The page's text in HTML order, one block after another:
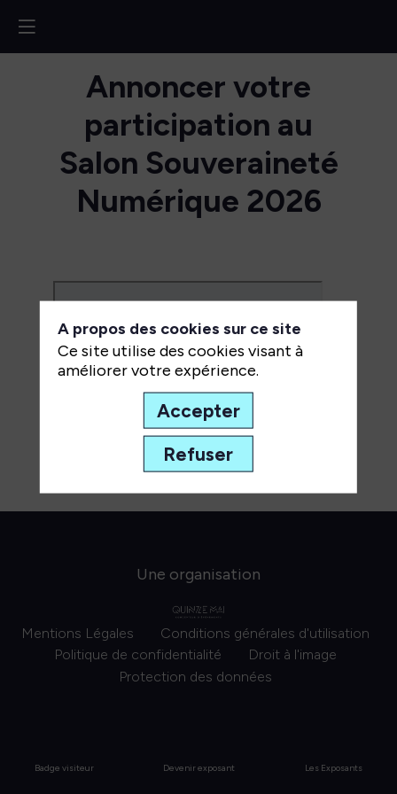
Annoncer votre
participation au
Salon Souveraineté
Numérique 2026
Une organisation
Mentions Légales
Conditions générales d'utilisation
Politique de confidentialité
Droit à l'image
Protection des données
Badge visiteur Devenir exposant Les Exposants
A propos des cookies sur ce site
Ce site utilise des cookies visant à
améliorer votre expérience.
Accepter
Refuser